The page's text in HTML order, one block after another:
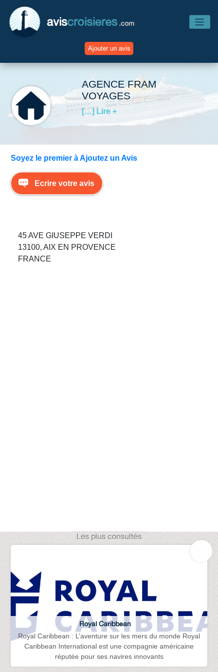
aviscroisieres .com
Ajouter un avis
Accueil
Avis Compagnies
Avis Escales
Blog
AGENCE FRAM
VOYAGES
[…] Lire +
Soyez le premier à Ajoutez un Avis
Ecrire votre avis
45 AVE GIUSEPPE VERDI
13100, AIX EN PROVENCE
FRANCE
Les plus consultés
Royal Caribbean
Royal Caribbean : L’aventure sur les mers du monde Royal
Caribbean International est une compagnie américaine
réputée pour ses navires innovants